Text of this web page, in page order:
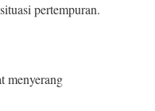
pertempuran.
menyerang